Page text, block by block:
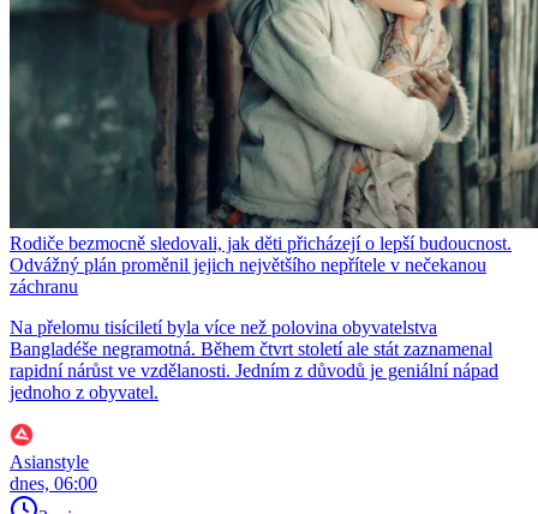
Rodiče bezmocně sledovali, jak děti přicházejí o lepší budoucnost.
Odvážný plán proměnil jejich největšího nepřítele v nečekanou
záchranu
Na přelomu tisíciletí byla více než polovina obyvatelstva
Bangladéše negramotná. Během čtvrt století ale stát zaznamenal
rapidní nárůst ve vzdělanosti. Jedním z důvodů je geniální nápad
jednoho z obyvatel.
Asianstyle
dnes, 06:00